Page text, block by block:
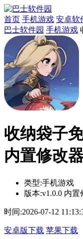
首页 手机游戏 安卓软
巴士软件园 手机游戏
收纳袋子
内置修改
类型:手机游戏
版本:v1.0.0 内置
时间:2026-07-12
安卓版下载 苹果下载